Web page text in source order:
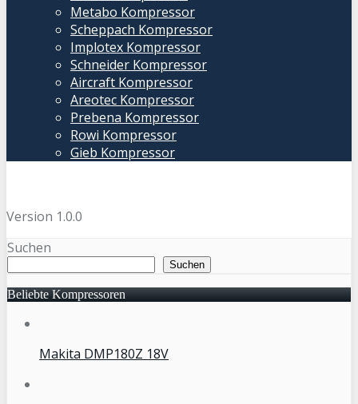
Metabo Kompressor
Scheppach Kompressor
Implotex Kompressor
Schneider Kompressor
Aircraft Kompressor
Areotec Kompressor
Prebena Kompressor
Rowi Kompressor
Gieb Kompressor
Version 1.0.0
Suchen
Suchen
Beliebte Kompressoren
Makita DMP180Z 18V